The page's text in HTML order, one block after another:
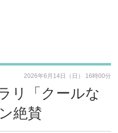
リ「クールな
絶賛
2026年6月14日（日） 16時00分